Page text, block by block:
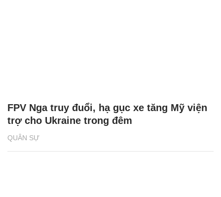
QUÂN SỰ
FPV Nga truy đuổi, hạ gục xe tăng Mỹ viện
trợ cho Ukraine trong đêm